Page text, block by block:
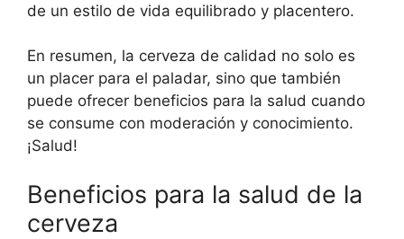
de un estilo de vida equilibrado y placentero.
En resumen, la cerveza de calidad no solo es
un placer para el paladar, sino que también
puede ofrecer beneficios para la salud cuando
se consume con moderación y conocimiento.
¡Salud!
Beneficios para la salud de la
cerveza